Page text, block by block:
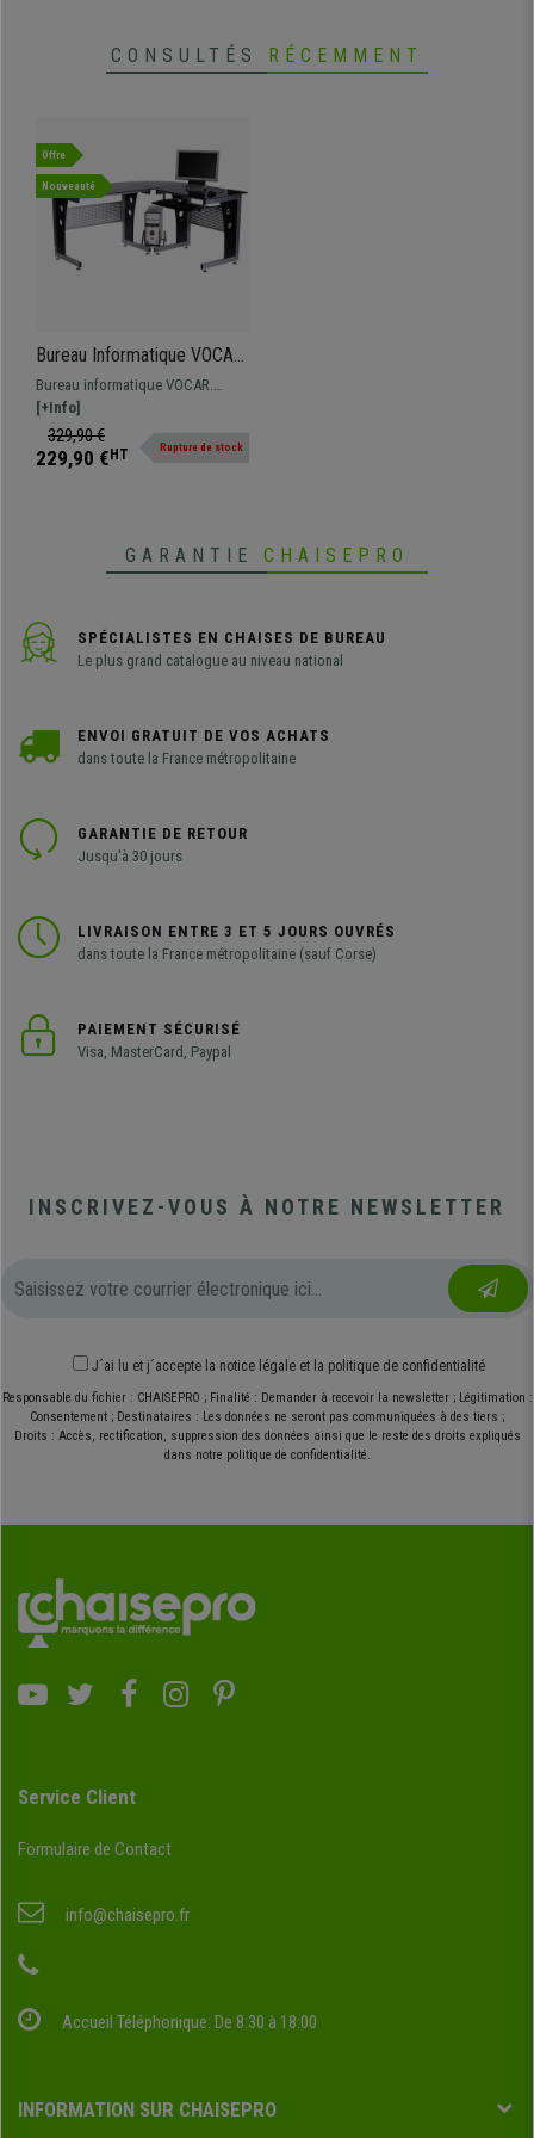
CONSULTÉS RÉCEMMENT
Offre
Nouveauté
Bureau Informatique VOCAR,
164x139x75 cm, Structure
en L, en Bois et Verre Noir
Bureau informatique VOCAR.
Dimensions 164x139 et 75 cm de
hauteur. Modèle au design
moderne, surface de travail
[+Info]
329,90 €
229,90 € HT Rupture de stock
GARANTIE CHAISEPRO
SPÉCIALISTES EN CHAISES DE BUREAU
Le plus grand catalogue au niveau national
ENVOI GRATUIT DE VOS ACHATS
dans toute la France métropolitaine
GARANTIE DE RETOUR
Jusqu'à 30 jours
LIVRAISON ENTRE 3 ET 5 JOURS OUVRÉS
dans toute la France métropolitaine (sauf Corse)
PAIEMENT SÉCURISÉ
Visa, MasterCard, Paypal
INSCRIVEZ-VOUS À NOTRE NEWSLETTER
J´ai lu et j´accepte la notice légale et la politique de confidentialité
Responsable du fichier : CHAISEPRO ; Finalité : Demander à recevoir la newsletter ; Légitimation :
Consentement ; Destinataires : Les données ne seront pas communiquées à des tiers ;
Droits : Accès, rectification, suppression des données ainsi que le reste des droits expliqués
dans notre politique de confidentialité.
Service Client
Formulaire de Contact
info@chaisepro.fr
Accueil Téléphonique: De 8:30 à 18:00
INFORMATION SUR CHAISEPRO